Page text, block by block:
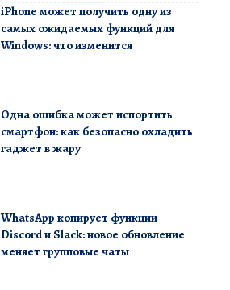
iPhone может получить одну из
самых ожидаемых функций для
Windows: что изменится
Одна ошибка может испортить
смартфон: как безопасно охладить
гаджет в жару
WhatsApp копирует функции
Discord и Slack: новое обновление
меняет групповые чаты